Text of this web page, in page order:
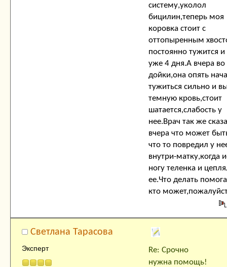
систему,уколол
бицилин,теперь моя
коровка стоит с
оттопыренным
постоянно тужится и
уже 4 дня.А вчера
дойки,она опять
тужиться сильно и
темную кровь,стоит
шатается,слабость у
нее.Врач так же
вчера что может
что то повредил у
внутри-матку,когда
ногу теленка и
ее.Что делать
кто
Cветлана Тарасова
Эксперт
Re: Срочно
нужна помощь!